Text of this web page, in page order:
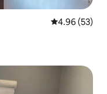
Calificación
4.96 (53)